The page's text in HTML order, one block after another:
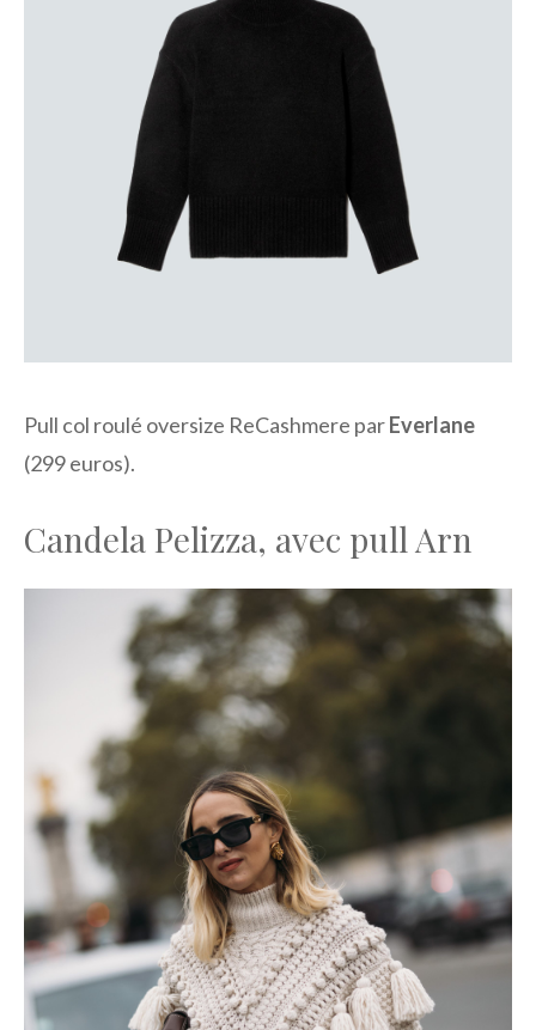
Pull col roulé oversize ReCashmere parEverlane
(299 euros).
Candela Pelizza, avec pull Arn